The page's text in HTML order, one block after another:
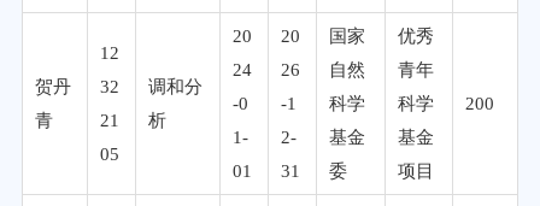
贺丹
青
12
32
21
05
调和分
析
20
24
-0
1-
01
20
26
-1
2-
31
国家
自然
科学
基金
委
优秀
青年
科学
基金
项目
200